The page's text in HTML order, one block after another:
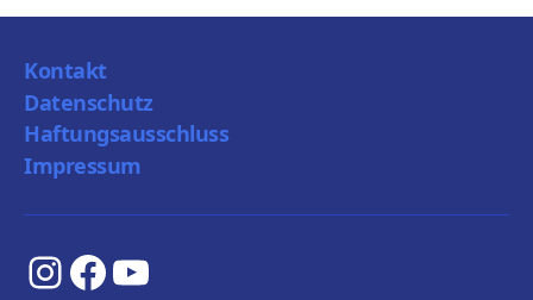
Kontakt
Datenschutz
Haftungsausschluss
Impressum
Instagram
Facebook
YouTube